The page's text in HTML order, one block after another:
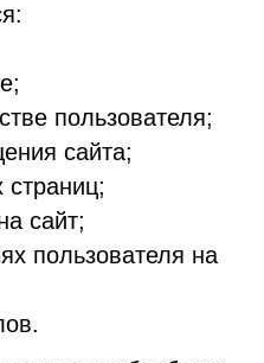
пользователя;
сайта;
сайт;
пользователя на